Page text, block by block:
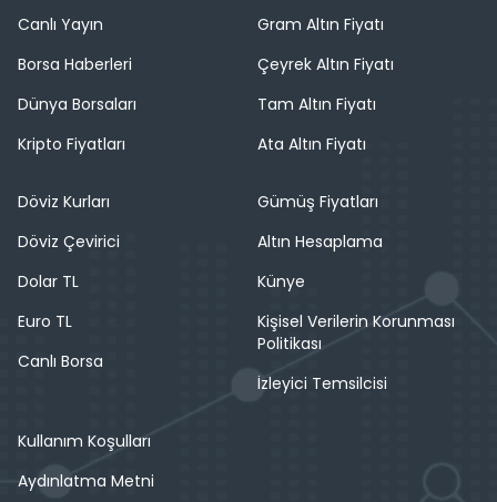
Canlı Yayın
Borsa Haberleri
Dünya Borsaları
Kripto Fiyatları
Gram Altın Fiyatı
Çeyrek Altın Fiyatı
Tam Altın Fiyatı
Ata Altın Fiyatı
Döviz Kurları
Döviz Çevirici
Dolar TL
Euro TL
Canlı Borsa
Gümüş Fiyatları
Altın Hesaplama
Künye
Kişisel Verilerin Korunması
Politikası
İzleyici Temsilcisi
Kullanım Koşulları
Aydınlatma Metni